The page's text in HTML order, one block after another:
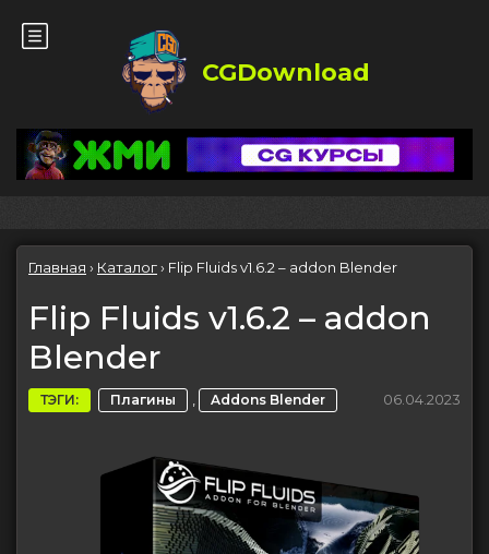
CGDownload
Главная › Каталог› Flip Fluids v1.6.2 – addon Blender
Flip Fluids v1.6.2 – addon
Blender
ТЭГИ: Плагины , Addons Blender 06.04.2023